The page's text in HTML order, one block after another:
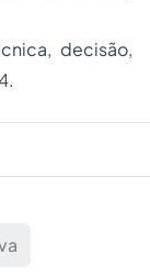
decisão,